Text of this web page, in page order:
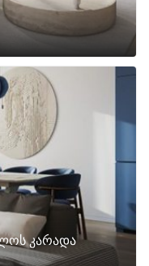
კარადა